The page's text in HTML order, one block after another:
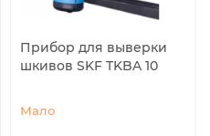
Прибор для выверки
шкивов SKF TKBA 10
Мало